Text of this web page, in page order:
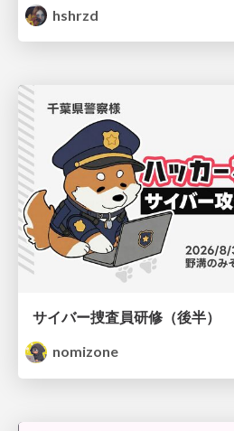
hshrzd
サイバー捜査員研修（後半）
nomizone